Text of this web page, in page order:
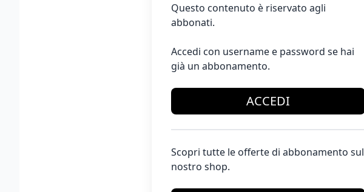
Questo contenuto è riservato agli
abbonati.
Accedi con username e password se hai
già un abbonamento.
ACCEDI
Scopri tutte le offerte di abbonamento sul
nostro shop.